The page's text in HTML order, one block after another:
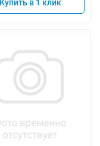
Купить в 1 клик